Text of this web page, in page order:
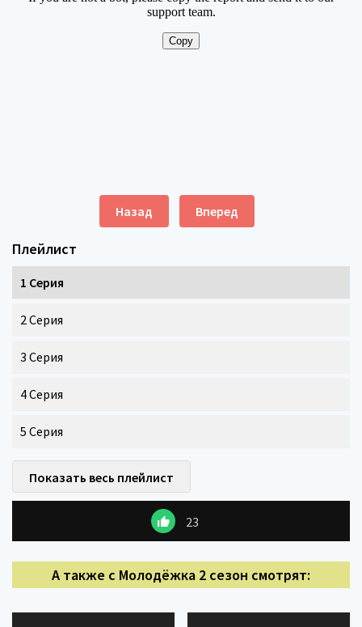
Назад Вперед
Плейлист
1 Серия
2 Серия
3 Серия
4 Серия
5 Серия
Показать весь плейлист
23
А также с Молодёжка 2 сезон смотрят: